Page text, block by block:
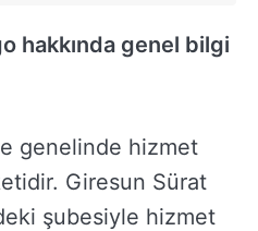
hakkında genel bilgi
genelinde hizmet
Giresun Sürat
şubesiyle hizmet